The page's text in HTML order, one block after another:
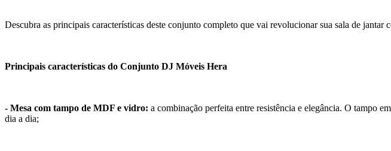
Descubra as principais características deste conjunto completo que vai revolucionar sua sala de jantar
Principais características do Conjunto DJ Móveis Hera
- Mesa com tampo de MDF e vidro: a combinação perfeita entre resistência e elegância. O tampo
dia a dia;